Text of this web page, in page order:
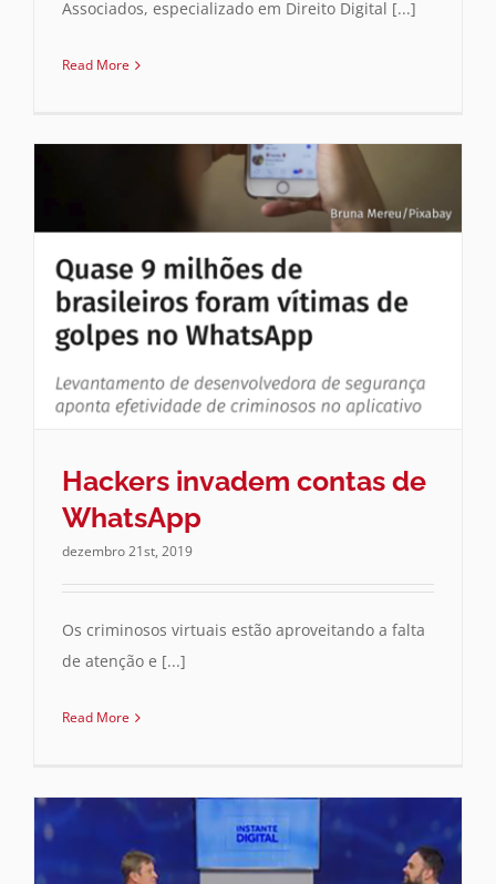
Associados, especializado em Direito Digital [...]
Read More
Hackers invadem contas de
WhatsApp
dezembro 21st, 2019
Os criminosos virtuais estão aproveitando a falta
de atenção e [...]
Read More